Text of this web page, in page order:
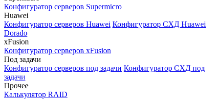
Конфигуратор серверов Supermicro
Huawei
Конфигуратор серверов Huawei Конфигуратор СХД Huawei
Dorado
xFusion
Конфигуратор серверов xFusion
Под задачи
Конфигуратор серверов под задачи Конфигуратор СХД под
задачи
Прочее
Калькулятор RAID